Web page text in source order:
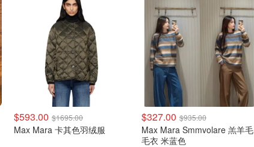
$593.00 $1695.00
Max Mara 卡其色羽绒服
$327.00 $935.00
Max Mara Smmvolare 羔羊毛
毛衣 米蓝色